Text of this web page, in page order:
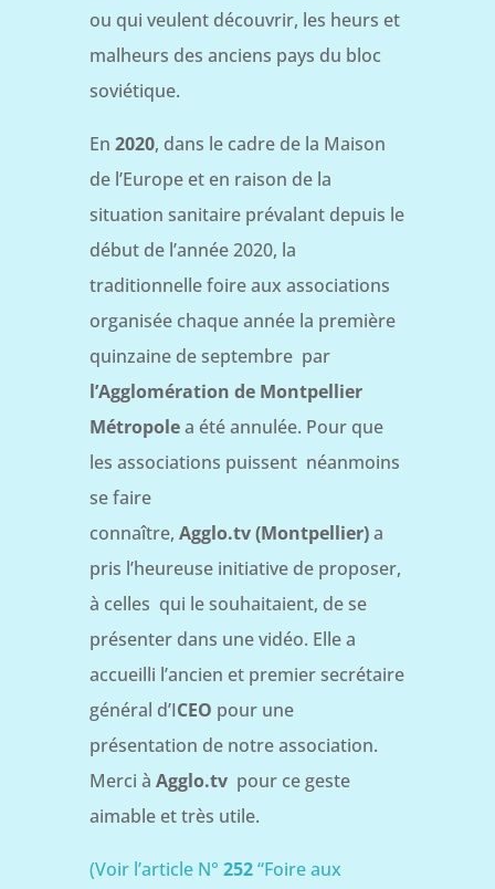
ou qui veulent découvrir, les heurs et
malheurs des anciens pays du bloc
soviétique.
En 2020, dans le cadre de la Maison
de l’Europe et en raison de la
situation sanitaire prévalant depuis le
début de l’année 2020, la
traditionnelle foire aux associations
organisée chaque année la première
quinzaine de septembre par
l’Agglomération de Montpellier
Métropolea été annulée. Pour que
les associations puissent néanmoins
se faire
connaître, Agglo.tv(Montpellier)a
pris l’heureuse initiative de proposer,
à celles qui le souhaitaient, de se
présenter dans une vidéo. Elle a
accueilli l’ancien et premier secrétaire
général d’ICEO pour une
présentation de notre association.
Merci à Agglo.tvpour ce geste
aimable et très utile.
(Voir l’article N° 252“Foire aux